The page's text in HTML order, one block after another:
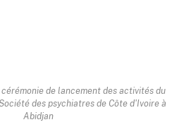
de lancement des activités du
des psychiatres de Côte d'Ivoire à
Abidjan